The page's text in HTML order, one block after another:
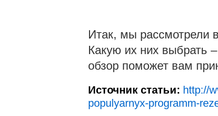
Итак, мы рассмотрели
Какую их них выбрать
обзор поможет вам
Источник статьи: http://
populyarnyx-programm-